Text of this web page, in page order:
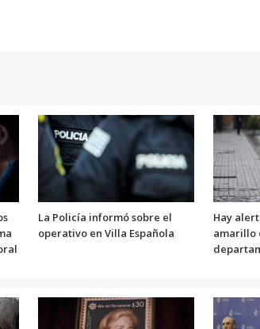
La Policía informó sobre el
operativo en Villa Española
Hay
amarillo